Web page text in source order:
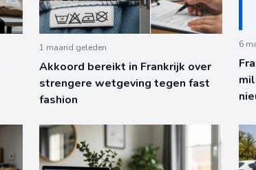
1 maand geleden
Akkoord bereikt in Frankrijk over
strengere wetgeving tegen fast
fashion
6